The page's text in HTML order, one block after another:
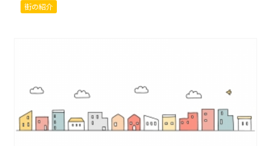
街の紹介